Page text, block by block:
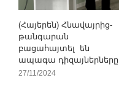
(Հայերեն) Հնավայրից-
թանգարան
բացահայտել են
ապագա դիզայներները
27/11/2024